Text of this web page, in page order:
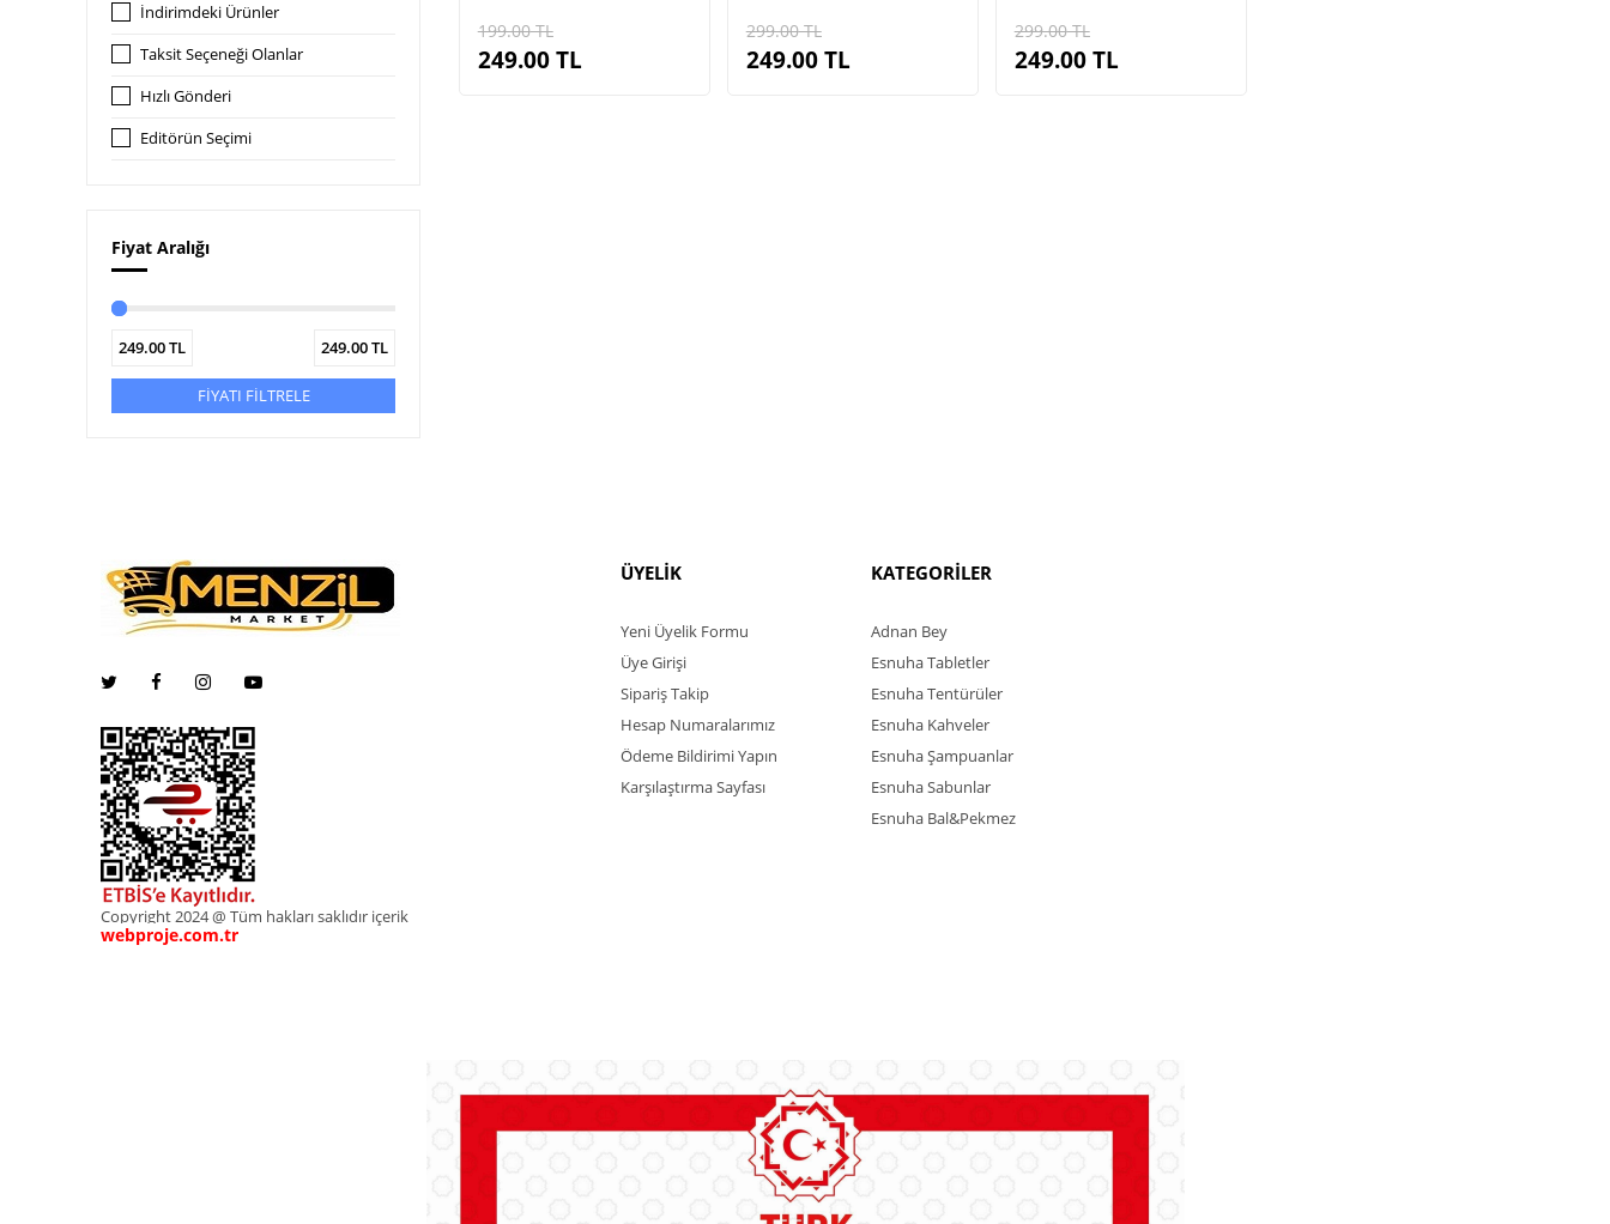
İndirimdeki Ürünler
Taksit Seçeneği Olanlar
Hızlı Gönderi
Editörün Seçimi
Fiyat Aralığı
249.00TL 249.00TL
FİYATI FİLTRELE
199.00TL
249.00TL
299.00TL
249.00TL
299.00TL
249.00TL
Copyright 2024 @ Tüm hakları saklıdır içerik
webproje.com.tr
ÜYELİK
Yeni Üyelik Formu
Üye Girişi
Sipariş Takip
Hesap Numaralarımız
Ödeme Bildirimi Yapın
Karşılaştırma Sayfası
KATEGORİLER
Adnan Bey
Esnuha Tabletler
Esnuha Tentürüler
Esnuha Kahveler
Esnuha Şampuanlar
Esnuha Sabunlar
Esnuha Bal&Pekmez